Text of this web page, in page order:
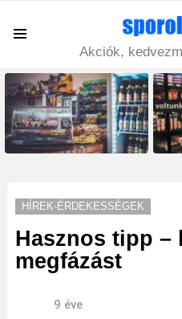
Akciók,
LATEST
STORIES
HÍREK-ÉRDEKESSÉGEK
Hasznos tipp –
megfázást
9 éve